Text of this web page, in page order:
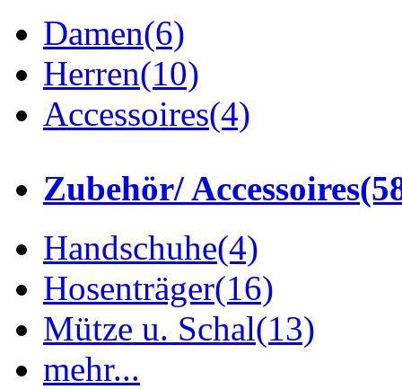
Damen(6)
Herren(10)
Accessoires(4)
Zubehör/ Accessoires
Handschuhe(4)
Hosenträger(16)
Mütze u. Schal(13)
mehr...